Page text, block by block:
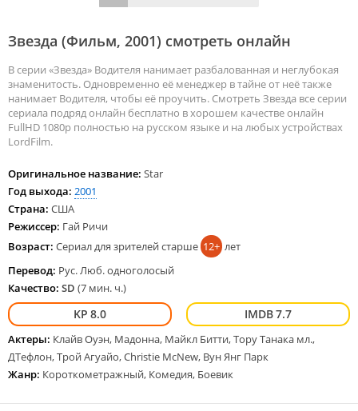
Звезда (Фильм, 2001) смотреть онлайн
В серии «Звезда» Водителя нанимает разбалованная и неглубокая
знаменитость. Одновременно её менеджер в тайне от неё также
нанимает Водителя, чтобы её проучить. Смотреть Звезда все серии
сериала подряд онлайн бесплатно в хорошем качестве онлайн
FullHD 1080p полностью на русском языке и на любых устройствах
LordFilm.
Оригинальное название: Star
Год выхода: 2001
Страна: США
Режиссер: Гай Ричи
Возраст: Сериал для зрителей старше 12+ лет
Перевод: Рус. Люб. одноголосый
Качество: SD (7 мин. ч.)
8.0 7.7
Актеры: Клайв Оуэн, Мадонна, Майкл Битти, Тору Танака мл.,
ДТефлон, Трой Агуайо, Christie McNew, Вун Янг Парк
Жанр: Короткометражный, Комедия, Боевик